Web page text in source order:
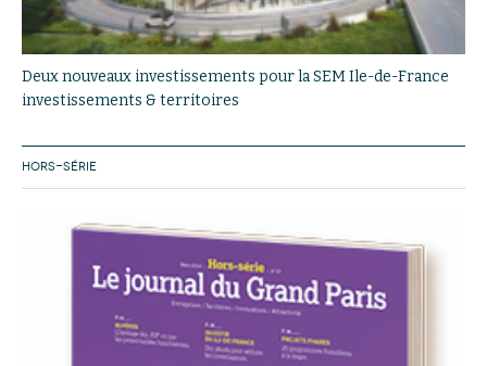
Deux nouveaux investissements pour la SEM Ile-de-France
investissements & territoires
HORS-SÉRIE